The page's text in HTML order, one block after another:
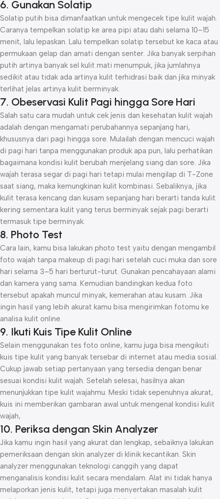
6. Gunakan Solatip
Solatip putih bisa dimanfaatkan untuk mengecek tipe kulit wajah.
Caranya tempelkan solatip ke area pipi atau dahi selama 10–15
menit, lalu lepaskan. Lalu tempelkan solatip tersebut ke kaca atau
permukaan gelap dan amati dengan senter. Jika banyak serpihan
putih artinya banyak sel kulit mati menumpuk, jika jumlahnya
sedikit atau tidak ada artinya kulit terhidrasi baik dan jika minyak
terlihat jelas artinya kulit berminyak.
7. Obeservasi Kulit Pagi hingga Sore Hari
Salah satu cara mudah untuk cek jenis dan kesehatan kulit wajah
adalah dengan mengamati perubahannya sepanjang hari,
khususnya dari pagi hingga sore. Mulailah dengan mencuci wajah
di pagi hari tanpa menggunakan produk apa pun, lalu perhatikan
bagaimana kondisi kulit berubah menjelang siang dan sore. Jika
wajah terasa segar di pagi hari tetapi mulai mengilap di T-Zone
saat siang, maka kemungkinan kulit kombinasi. Sebaliknya, jika
kulit terasa kencang dan kusam sepanjang hari berarti tanda kulit
kering sementara kulit yang terus berminyak sejak pagi berarti
termasuk tipe berminyak.
8. Photo Test
Cara lain, kamu bisa lakukan photo test yaitu dengan mengambil
foto wajah tanpa makeup di pagi hari setelah cuci muka dan sore
hari selama 3–5 hari berturut-turut. Gunakan pencahayaan alami
dan kamera yang sama. Kemudian bandingkan kedua foto
tersebut apakah muncul minyak, kemerahan atau kusam. Jika
ingin hasil yang lebih akurat kamu bisa mengirimkan fotomu ke
analisa kulit online.
9. Ikuti Kuis Tipe Kulit Online
Selain menggunakan tes foto online, kamu juga bisa mengikuti
kuis tipe kulit yang banyak tersebar di internet atau media sosial.
Cukup jawab setiap pertanyaan yang tersedia dengan benar
sesuai kondisi kulit wajah. Setelah selesai, hasilnya akan
menunjukkan tipe kulit wajahmu. Meski tidak sepenuhnya akurat,
kuis ini memberikan gambaran awal untuk mengenal kondisi kulit
wajah,
10. Periksa dengan Skin Analyzer
Jika kamu ingin hasil yang akurat dan lengkap, sebaiknya lakukan
pemeriksaan dengan skin analyzer di klinik kecantikan. Skin
analyzer menggunakan teknologi canggih yang dapat
menganalisis kondisi kulit secara mendalam. Alat ini tidak hanya
melaporkan jenis kulit, tetapi juga menyertakan masalah kulit